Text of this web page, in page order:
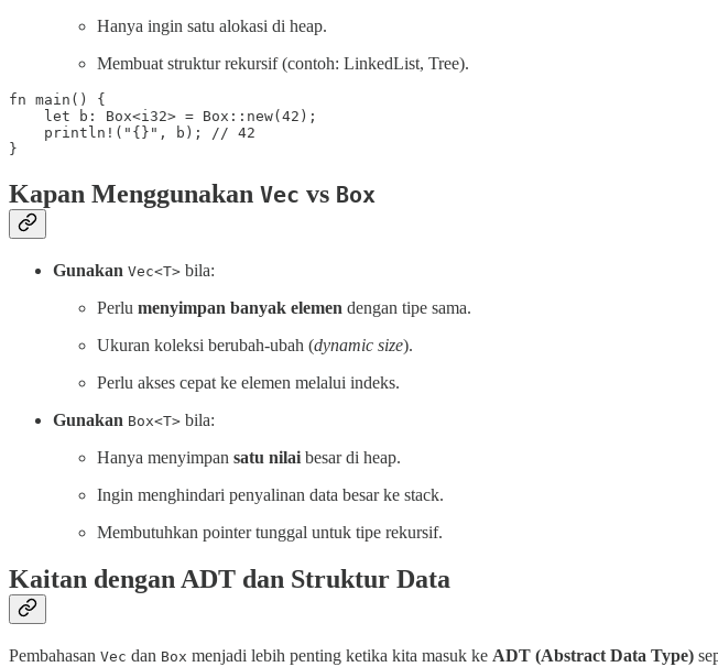
Hanya ingin satu alokasi di heap.
Membuat struktur rekursif (contoh: LinkedList, Tree).
fn main() {
    let b: Box<i32> = Box::new(42);
    println!("{}", b); // 42
}
Kapan Menggunakan Vec vs Box
Gunakan Vec<T> bila:
Perlu menyimpan banyak elemen dengan tipe sama.
Ukuran koleksi berubah-ubah (dynamic size).
Perlu akses cepat ke elemen melalui indeks.
Gunakan Box<T> bila:
Hanya menyimpan satu nilai besar di heap.
Ingin menghindari penyalinan data besar ke stack.
Membutuhkan pointer tunggal untuk tipe rekursif.
Kaitan dengan ADT dan Struktur Data
Pembahasan Vec dan Box menjadi lebih penting ketika kita masuk ke ADT (Abstract Data Type)